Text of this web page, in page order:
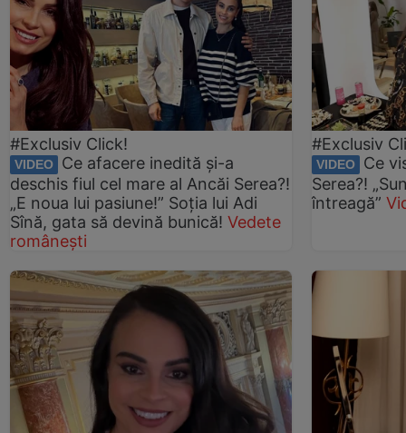
#Exclusiv Click!
VIDEO
Ce afacere inedită și-a
deschis fiul cel mare al Ancăi Serea?!
„E noua lui pasiune!” Soția lui Adi
Sînă, gata să devină bunică! Vedete
românești
#Exclusiv
VIDEO
Ce
Serea?!
întreagă”